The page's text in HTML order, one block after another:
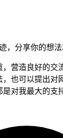
，分享你的想
营造良好的交
，也可以提出对
对我最大的支